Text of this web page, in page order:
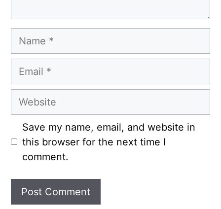
Name
Email
Website
Save my name, email, and website in
this browser for the next time I
comment.